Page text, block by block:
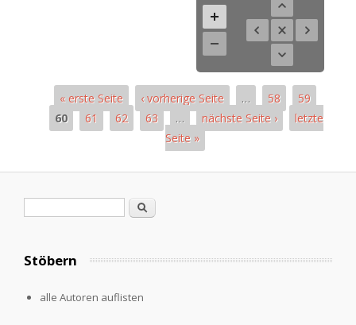
« erste Seite ‹ vorherige Seite … 58
59
60
61 62 63 … nächste Seite ›
letzte
Seite »
Suche
Stöbern
alle Autoren auflisten